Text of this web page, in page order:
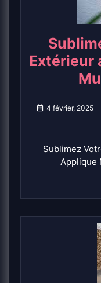
Extérieur
4 février, 2025
Sublimez
Applique